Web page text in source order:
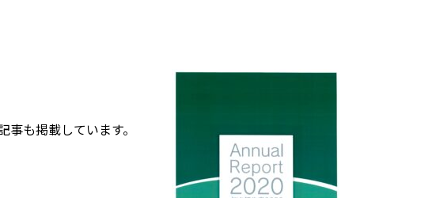
も掲載しています。